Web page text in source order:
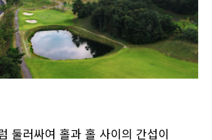
둘러싸여 홀과 홀 사이의 간섭이